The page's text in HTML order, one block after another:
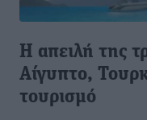
Η απειλή της
Αίγυπτο,
τουρισμό